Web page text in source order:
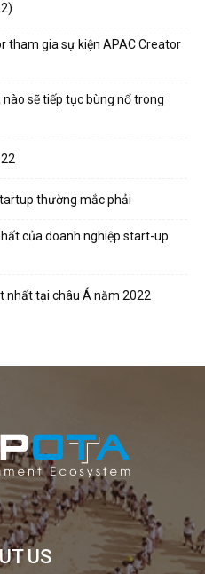
tham gia sự kiện APAC Creator
sẽ tiếp tục bùng nổ trong
thường mắc phải
của doanh nghiệp start-up
nhất tại châu Á năm 2022
US